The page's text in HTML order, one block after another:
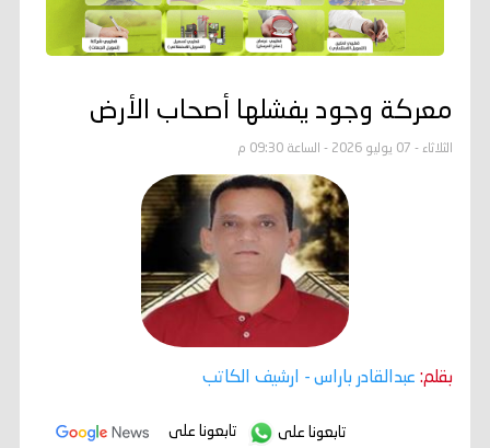
معركة وجود يفشلها أصحاب الأرض
الثلاثاء - 07 يوليو 2026 - الساعة 09:30 م
بقلم: عبدالقادر باراس - ارشيف الكاتب
تابعونا على تابعونا على